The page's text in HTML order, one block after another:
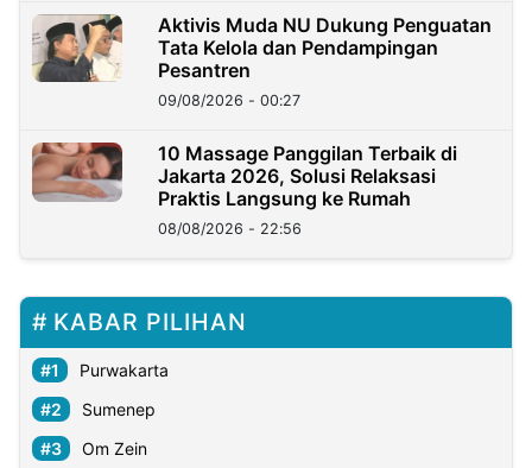
Aktivis Muda NU Dukung Penguatan
Tata Kelola dan Pendampingan
Pesantren
09/08/2026 - 00:27
10 Massage Panggilan Terbaik di
Jakarta 2026, Solusi Relaksasi
Praktis Langsung ke Rumah
08/08/2026 - 22:56
KABAR PILIHAN
Purwakarta
Sumenep
Om Zein